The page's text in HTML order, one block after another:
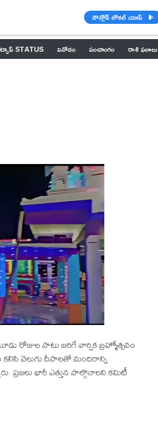
డౌన్లోడ్ లోకల్ యాప్
STATUS వినోదం పంచాంగం రాశి ఫలాలు
రోజుల పాటు జరిగే వార్షిక బ్రహ్మోత్సవం
వెలుగు దీపాలతో మందిరాన్ని
ప్రజలు భారీ ఎత్తున పాల్గొనాలని కమిటీ